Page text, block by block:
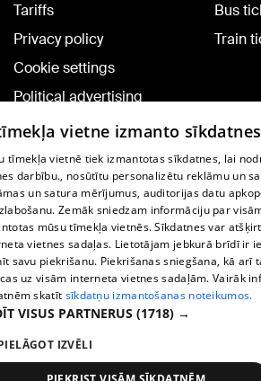
Tariffs
Privacy policy
Cookie settings
Political advertising
Cookie policy
Commenting terms
Bus
Train
TV program
Contract rules
360 Ziņu kontakti
Helio Media
Vortal assistance service: e-mail -
All rights reserved.
vietne izmanto sīkdatnes
tīmekļa vietnē tiek izmantotas sīkdatnes, lai
darbību., nosūtītu personalizētu reklāmu un
un satura mērījumus, auditorijas datu
Zemāk sniedzam informāciju par
mūsu tīmekļa vietnēs. Sīkdatnes var
vietnes sadaļas. Lietotājam jebkurā brīdī ir
savu piekrišanu. Piekrišanas sniegšana, kā arī
uz visām interneta vietnes sadaļām. Vairāk
skatīt sīkdatņu izmantošanas noteikumos.
VISUS PARTNERUS (1718) →
IZVĒLI